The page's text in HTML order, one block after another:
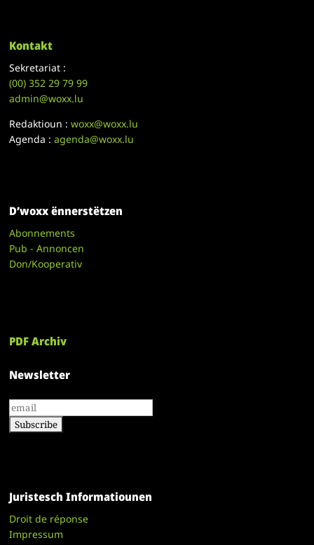
Kontakt
Sekretariat :
(00)352 29 79 99
admin@woxx.lu
Redaktioun :woxx@woxx.lu
Agenda :agenda@woxx.lu
D’woxx ënnerstëtzen
Abonnements
Pub - Annoncen
Don/Kooperativ
PDF Archiv
Newsletter
Juristesch Informatiounen
Droit de réponse
Impressum